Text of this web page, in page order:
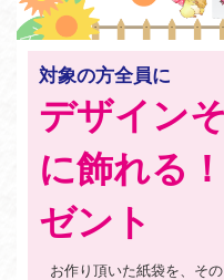
対象の方全員に
デザイン
に飾れる！
ゼント
お作り頂いた紙袋を、そ